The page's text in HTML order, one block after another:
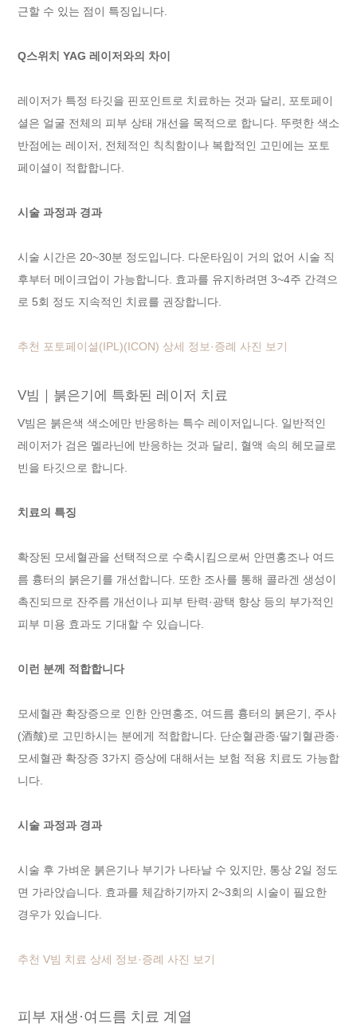
근할 수 있는 점이 특징입니다.
Q스위치 YAG 레이저와의 차이
레이저가 특정 타깃을 핀포인트로 치료하는 것과 달리, 포토페이
셜은 얼굴 전체의 피부 상태 개선을 목적으로 합니다. 뚜렷한 색소
반점에는 레이저, 전체적인 칙칙함이나 복합적인 고민에는 포토
페이셜이 적합합니다.
시술 과정과 경과
시술 시간은 20~30분 정도입니다. 다운타임이 거의 없어 시술 직
후부터 메이크업이 가능합니다. 효과를 유지하려면 3~4주 간격으
로 5회 정도 지속적인 치료를 권장합니다.
추천 포토페이셜(IPL)(ICON) 상세 정보·증례 사진 보기
V빔｜붉은기에 특화된 레이저 치료
V빔은 붉은색 색소에만 반응하는 특수 레이저입니다. 일반적인
레이저가 검은 멜라닌에 반응하는 것과 달리, 혈액 속의 헤모글로
빈을 타깃으로 합니다.
치료의 특징
확장된 모세혈관을 선택적으로 수축시킴으로써 안면홍조나 여드
름 흉터의 붉은기를 개선합니다. 또한 조사를 통해 콜라겐 생성이
촉진되므로 잔주름 개선이나 피부 탄력·광택 향상 등의 부가적인
피부 미용 효과도 기대할 수 있습니다.
이런 분께 적합합니다
모세혈관 확장증으로 인한 안면홍조, 여드름 흉터의 붉은기, 주사
(酒皶)로 고민하시는 분에게 적합합니다. 단순혈관종·딸기혈관종·
모세혈관 확장증 3가지 증상에 대해서는 보험 적용 치료도 가능합
니다.
시술 과정과 경과
시술 후 가벼운 붉은기나 부기가 나타날 수 있지만, 통상 2일 정도
면 가라앉습니다. 효과를 체감하기까지 2~3회의 시술이 필요한
경우가 있습니다.
추천 V빔 치료 상세 정보·증례 사진 보기
피부 재생·여드름 치료 계열